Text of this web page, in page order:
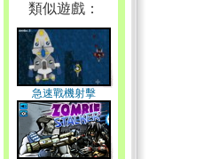
類似遊戲：
急速戰機射擊